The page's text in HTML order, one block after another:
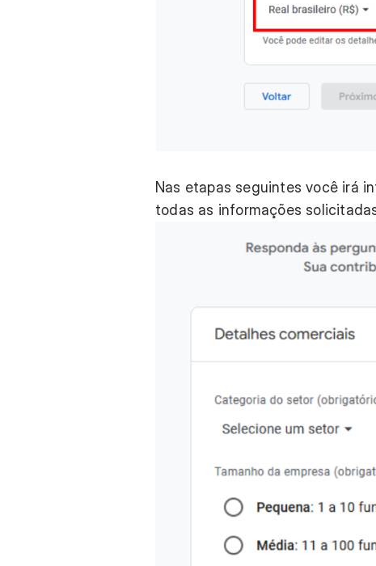
Nas etapas seguintes você irá
todas as informações